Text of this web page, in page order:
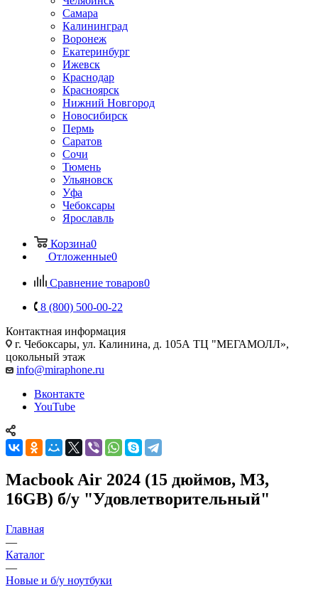
Самара
Калининград
Воронеж
Екатеринбург
Ижевск
Краснодар
Красноярск
Нижний Новгород
Новосибирск
Пермь
Саратов
Сочи
Тюмень
Ульяновск
Уфа
Чебоксары
Ярославль
Корзина0
Отложенные0
Сравнение товаров0
8 (800) 500-00-22
Контактная информация
г. Чебоксары, ул. Калинина, д. 105А ТЦ "МЕГАМОЛЛ»,
цокольный этаж
info@miraphone.ru
Вконтакте
YouTube
Macbook Air 2024 (15 дюймов, M3,
16GB) б/у "Удовлетворительный"
Главная
—
Каталог
—
Новые и б/у ноутбуки